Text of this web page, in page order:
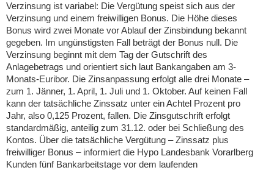
Verzinsung ist variabel: Die Vergütung speist sich aus der
Verzinsung und einem freiwilligen Bonus. Die Höhe dieses
Bonus wird zwei Monate vor Ablauf der Zinsbindung bekannt
gegeben. Im ungünstigsten Fall beträgt der Bonus null. Die
Verzinsung beginnt mit dem Tag der Gutschrift des
Anlagebetrags und orientiert sich laut Bankangaben am 3-
Monats-Euribor. Die Zinsanpassung erfolgt alle drei Monate –
zum 1. Jänner, 1. April, 1. Juli und 1. Oktober. Auf keinen Fall
kann der tatsächliche Zinssatz unter ein Achtel Prozent pro
Jahr, also 0,125 Prozent, fallen. Die Zinsgutschrift erfolgt
standardmäßig, anteilig zum 31.12. oder bei Schließung des
Kontos. Über die tatsächliche Vergütung – Zinssatz plus
freiwilliger Bonus – informiert die Hypo Landesbank Vorarlberg
Kunden fünf Bankarbeitstage vor dem laufenden